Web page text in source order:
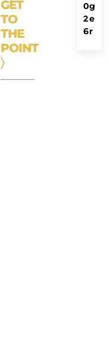
GET
TO
THE
POINT
〉
g
e
r
0
2
6